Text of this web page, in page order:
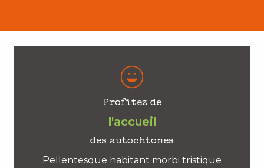
Profitez de
l'accueil
des autochtones
Pellentesque habitant morbi tristique